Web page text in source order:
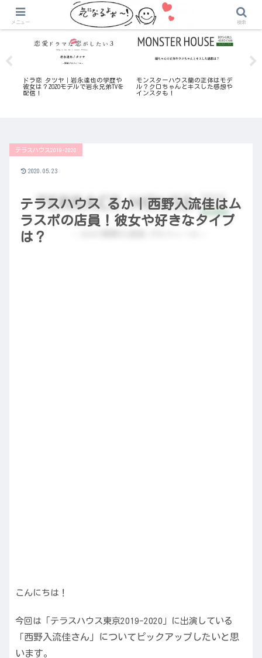
ドラ恋 タツヤ｜岩永達也の学歴や
彼女は？ZOZOモデルで岩永兄弟TVを
配信！
モンスターハウス蘭の正体はモデ
ル？クロちゃんとキスした感想や
インスタも！
テラスハウス るか｜西野入流佳はム
ラスポの店員！彼女や好きなタイプ
は？
テラスハウス2019-2020
2020.05.23
こんにちは！
今回は「テラスハウス東京2019-2020」に出演している
「 西野入流佳さん」についてピックアップしたいと思
います。
メニュー 検索